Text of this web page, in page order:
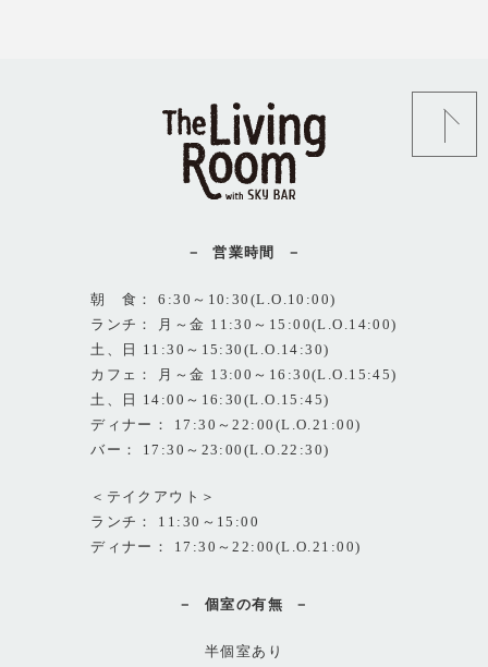
営業時間
朝 食： 6:30～10:30(L.O.10:00)
ランチ： 月～金 11:30～15:00(L.O.14:00)
土、日 11:30～15:30(L.O.14:30)
カフェ： 月～金 13:00～16:30(L.O.15:45)
土、日 14:00～16:30(L.O.15:45)
ディナー： 17:30～22:00(L.O.21:00)
バー： 17:30～23:00(L.O.22:30)
＜テイクアウト＞
ランチ： 11:30～15:00
ディナー： 17:30～22:00(L.O.21:00)
個室の有無
半個室あり